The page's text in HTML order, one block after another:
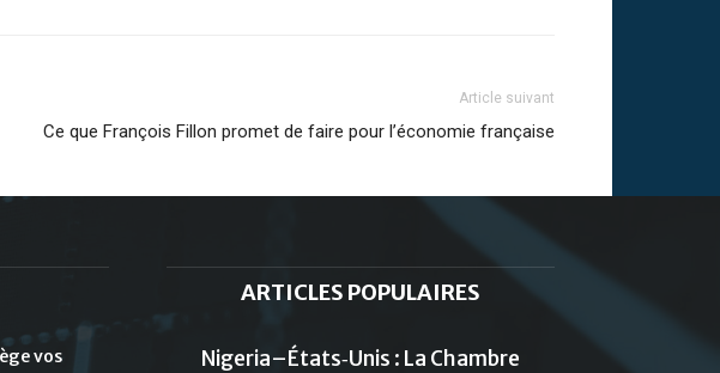
Article suivant
Ce que François Fillon promet de faire pour l’économie française
vos
ARTICLES POPULAIRES
Nigeria–États‑Unis : La Chambre